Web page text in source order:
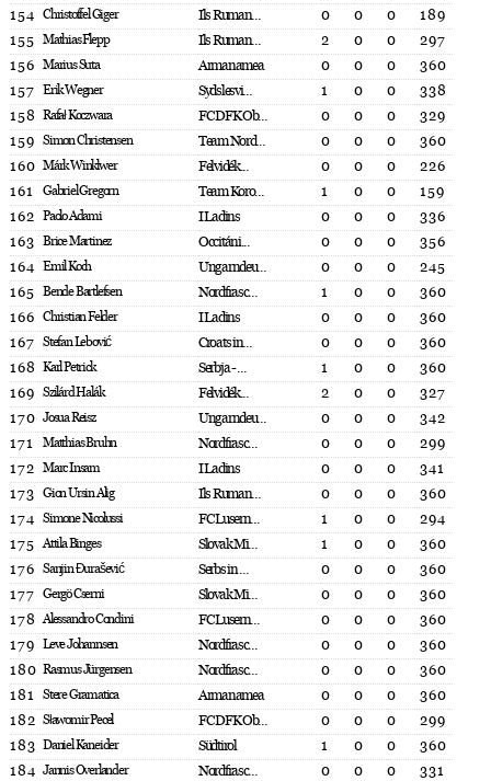
154 Christoffel Giger Ils Ruman... 0 0 0
189
155 Mathias Flepp Ils Ruman... 2 0 0
297
156 Marius Suta Armanamea 0 0 0
360
157 Erik Wegner Sydslesvi... 1 0 0
338
158 Rafał Koczwara FC DFK Ob... 0 0 0
329
159 Simon Christensen Team Nord... 0 0 0
360
160 Márk Winklwer Felvidék... 0 0 0
226
161
Gabriel Gregorn Team Koro... 1 0 0
159
162 Paolo Adami I Ladins 0 0 0
336
163 Brice Martinez Occitáni... 0 0 0
356
164 Emil Koch Ungarndeu... 0 0 0
245
165 Bende Bartlefsen Nordfrasc... 1 0 0
360
166 Christian Felder I Ladins 0 0 0
360
167 Stefan Lebović Croats in... 0 0 0
360
168 Karl Petrick Serbja - ... 1 0 0
360
169 Szilárd Halák Felvidék... 2 0 0
327
170 Josua Reisz Ungarndeu... 0 0 0
342
171
Matthias Bruhn Nordfrasc... 0 0 0
299
172 Marc Insam I Ladins 0 0 0
341
173 Gion Ursin Alig Ils Ruman... 0 0 0
360
174 Simone Nicolussi FC Lusern... 1 0 0
294
175 Attila Binges Slovak Mi... 1 0 0
360
176 Sanjin Đurašević Serbs in ... 0 0 0
360
177 Gergö Cserni Slovak Mi... 0 0 0
360
178 Alessandro Condini FC Lusern... 0 0 0
360
179 Leve Johannsen Nordfrasc... 0 0 0
360
180 Rasmus Jürgensen Nordfrasc... 0 0 0
360
181 Stere Gramatica Armanamea 0 0 0
360
182 Sławomir Pecel FC DFK Ob... 0 0 0
299
183 Daniel Kaneider Südtirol 1 0 0
360
184 Jannis Overlander Nordfrasc... 0 0 0
331